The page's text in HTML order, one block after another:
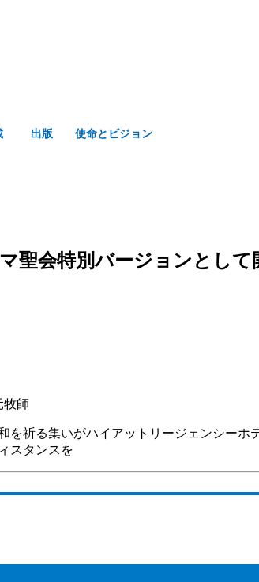
出版 使命とビジョン
聖会特別バージョンとして
牧師
を祈る集いがハイアットリージェンシー
スタンスを